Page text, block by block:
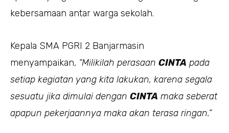
kebersamaan antar warga sekolah.
Kepala SMA PGRI 2 Banjarmasin
menyampaikan, “Milikilah perasaan CINTA pada
setiap kegiatan yang kita lakukan, karena segala
sesuatu jika dimulai dengan CINTA maka seberat
apapun pekerjaannya maka akan terasa ringan.”